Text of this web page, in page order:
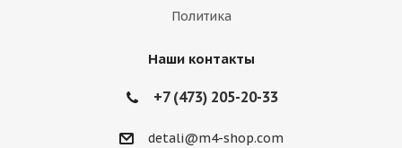
Политика
Наши контакты
+7 (473) 205-20-33
detali@m4-shop.com